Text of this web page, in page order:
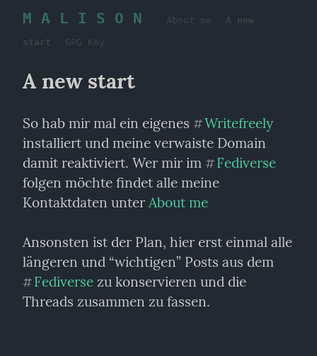
M A L I S O N About me A new
start GPG Key
A new start
So hab mir mal ein eigenes #Writefreely
installiert und meine verwaiste Domain
damit reaktiviert. Wer mir im #Fediverse
folgen möchte findet alle meine
Kontaktdaten unter About me
Ansonsten ist der Plan, hier erst einmal alle
#Fediverse zu konservieren und die
Threads zusammen zu fassen.